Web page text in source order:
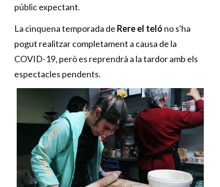
públic expectant.
La cinquena temporada de Rere el teló no s'ha
pogut realitzar completament a causa de la
COVID-19, però es reprendrà a la tardor amb els
espectacles pendents.